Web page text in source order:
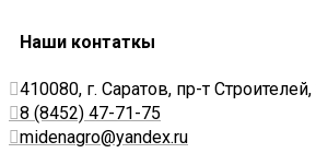
Наши контаткы
410080, г. Саратов, пр-т Строителей,
8 (8452) 47-71-75
midenagro@yandex.ru